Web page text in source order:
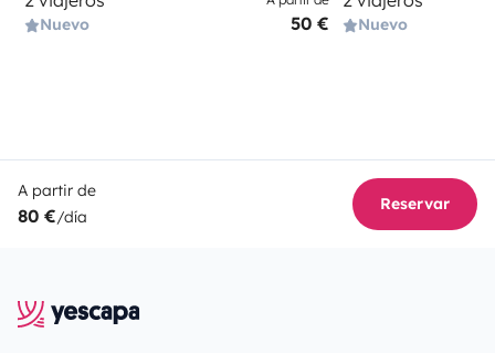
Nuevo 50 € Nuevo
A partir de
80 €/día
Reservar